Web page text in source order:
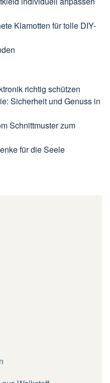
Klamotten für tolle DIY-
richtig schützen
Sicherheit und Genuss in
Schnittmuster zum
für die Seele